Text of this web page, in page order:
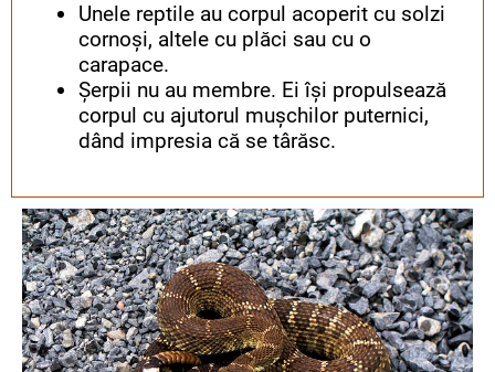
Unele reptile au corpul acoperit cu solzi
cornoși, altele cu plăci sau cu o
carapace.
Șerpii nu au membre. Ei își propulsează
corpul cu ajutorul mușchilor puternici,
dând impresia că se târăsc.